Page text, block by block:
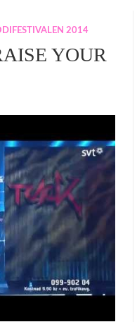
2014
YOUR